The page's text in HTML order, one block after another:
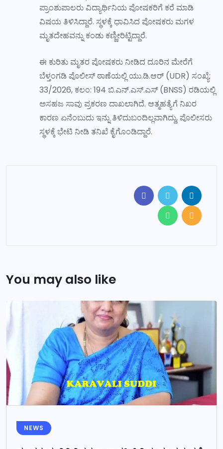
ಪ್ರಾಂಶುಪಾಲರು ವಿದ್ಯಾರ್ಥಿನಿಯ ಪೋಷಕರಿಗೆ ಕರೆ ಮಾಡಿ
ವಿಷಯ ತಿಳಿಸಿದ್ದಾರೆ. ಸ್ಥಳಕ್ಕೆ ಧಾವಿಸಿದ ಪೋಷಕರು ಮಗಳ
ಮೃತದೇಹವನ್ನು ಕಂಡು ಕಣ್ಣೀರಿಟ್ಟಿದ್ದಾರೆ.
ಈ ಕುರಿತು ಮೃತರ ಪೋಷಕರು ನೀಡಿದ ದೂರಿನ ಮೇರೆಗೆ
ಬೆಳ್ತಂಗಡಿ ಪೊಲೀಸ್ ಠಾಣೆಯಲ್ಲಿ ಯು.ಡಿ.ಆರ್ (UDR) ಸಂಖ್ಯೆ:
33/2026, ಕಲಂ: 194 ಬಿ.ಎನ್.ಎಸ್.ಎಸ್ (BNSS) ರಡಿಯಲ್ಲಿ
ಅಸಹಜ ಸಾವು ಪ್ರಕರಣ ದಾಖಲಾಗಿದೆ. ಆತ್ಮಹತ್ಯೆಗೆ ನಿಖರ
ಕಾರಣ ಏನೆಂಬುದು ಇನ್ನು ತಿಳಿದುಬಂದಿಲ್ಲವಾಗಿದ್ದು, ಪೊಲೀಸರು
ಸ್ಥಳಕ್ಕೆ ಭೇಟಿ ನೀಡಿ ತನಿಖೆ ಕೈಗೊಂಡಿದ್ದಾರೆ.
You may also like
NEWS